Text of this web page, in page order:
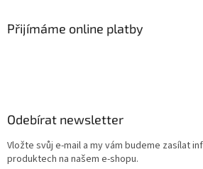
Přijímáme online platby
Odebírat newsletter
Vložte svůj e-mail a my vám budeme zasílat
produktech na našem e-shopu.